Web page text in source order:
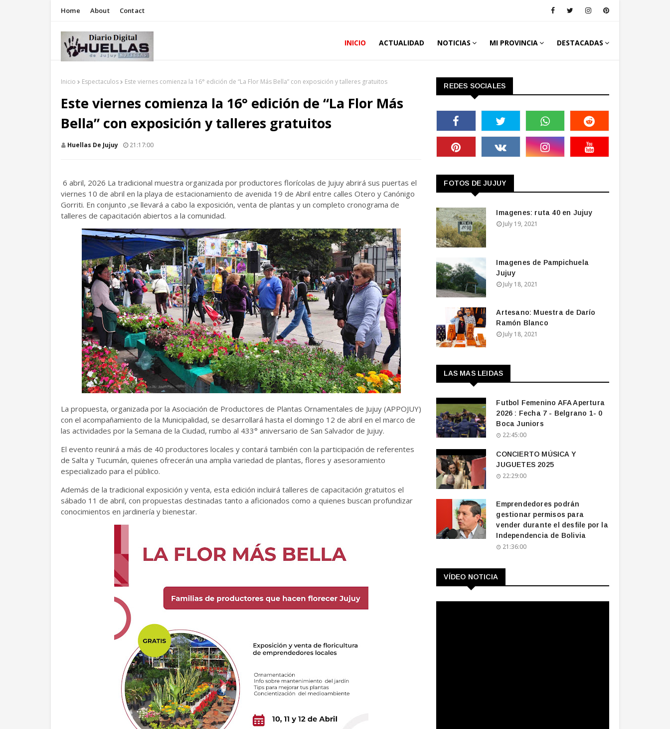
Home About Contact
INICIO ACTUALIDAD NOTICIAS MI PROVINCIA DESTACADAS
Inicio Espectaculos Este viernes comienza la 16° edición de “La Flor Más Bella” con exposición y talleres gratuitos
Este viernes comienza la 16° edición de “La Flor Más
Bella” con exposición y talleres gratuitos
Huellas De Jujuy 21:17:00
6 abril, 2026 La tradicional muestra organizada por productores florícolas de Jujuy abrirá sus puertas el
viernes 10 de abril en la playa de estacionamiento de avenida 19 de Abril entre calles Otero y Canónigo
Gorriti. En conjunto ,se llevará a cabo la exposición, venta de plantas y un completo cronograma de
talleres de capacitación abiertos a la comunidad.
La propuesta, organizada por la Asociación de Productores de Plantas Ornamentales de Jujuy (APPOJUY)
con el acompañamiento de la Municipalidad, se desarrollará hasta el domingo 12 de abril en el marco de
las actividades por la Semana de la Ciudad, rumbo al 433° aniversario de San Salvador de Jujuy.
El evento reunirá a más de 40 productores locales y contará también con la participación de referentes
de Salta y Tucumán, quienes ofrecerán una amplia variedad de plantas, flores y asesoramiento
especializado para el público.
Además de la tradicional exposición y venta, esta edición incluirá talleres de capacitación gratuitos el
sábado 11 de abril, con propuestas destinadas tanto a aficionados como a quienes buscan profundizar
conocimientos en jardinería y bienestar.
REDES SOCIALES
FOTOS DE JUJUY
Imagenes: ruta 40 en Jujuy
July 19, 2021
Imagenes de Pampichuela
Jujuy
July 18, 2021
Artesano: Muestra de Darío
Ramón Blanco
July 18, 2021
LAS MAS LEIDAS
Futbol Femenino AFA Apertura
2026 : Fecha 7 - Belgrano 1- 0
Boca Juniors
22:45:00
CONCIERTO MÚSICA Y
JUGUETES 2025
22:29:00
Emprendedores podrán
gestionar permisos para
vender durante el desfile por la
Independencia de Bolivia
21:36:00
VÍDEO NOTICIA